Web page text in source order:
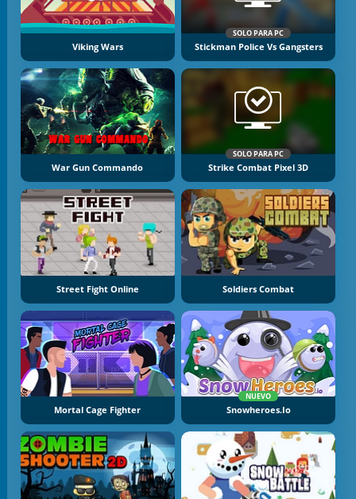
Viking Wars
SOLO PARA PC
Stickman Police Vs Gangsters
War Gun Commando
SOLO PARA PC
Strike Combat Pixel 3D
Street Fight Online Soldiers Combat
Mortal Cage Fighter
NUEVO
Snowheroes.io